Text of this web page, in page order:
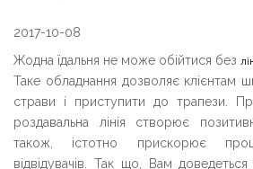
2017-10-08
Жодна їдальня не може обійтися без
Таке обладнання дозволяє клієнтам
страви і приступити до трапези.
роздавальна лінія створює
також, істотно прискорює
відвідувачів. Так що, Вам